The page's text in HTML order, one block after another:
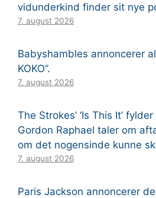
vidunderkind finder sit nye
7. august 2026
Babyshambles annoncerer
KOKO”.
7. august 2026
The Strokes’ ‘Is This It’
Gordon Raphael taler om
om det nogensinde kunne
7. august 2026
Paris Jackson annoncerer